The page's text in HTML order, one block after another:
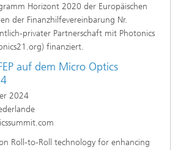
Horizont 2020 der Europäischen
der Finanzhilfevereinbarung Nr.
privater Partnerschaft mit Photonics
finanziert.
auf dem Micro Optics
2024
Roll-to-Roll technology for enhancing